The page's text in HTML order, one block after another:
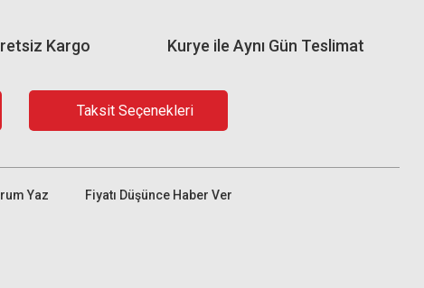
Kurye ile Aynı Gün Teslimat
Kargo
Taksit Seçenekleri
Yaz Fiyatı Düşünce Haber Ver